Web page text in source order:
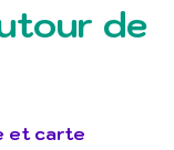
de
et carte